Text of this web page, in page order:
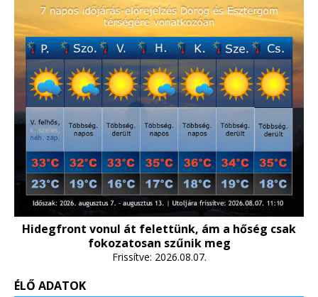
Hidegfront vonul át felettünk, ám a hőség csak
fokozatosan szűnik meg
Frissítve: 2026.08.07.
ÉLŐ ADATOK